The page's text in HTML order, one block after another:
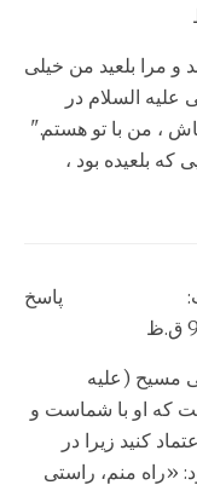
و مرا بلعید من خیلی
السلام در
، من با تو هستم."
بلعیده بود ،
مسیح (علیه
که او با شماست و
کنید زیرا در
«راه منم، راستی
پاسخ